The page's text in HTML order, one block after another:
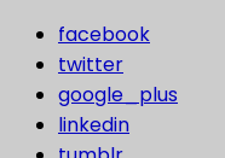
facebook
twitter
google_plus
linkedin